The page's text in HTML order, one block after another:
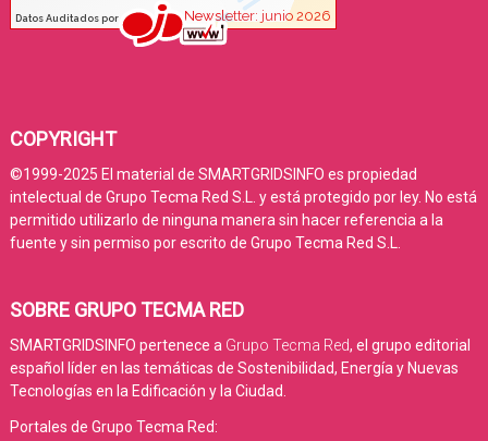
COPYRIGHT
©1999-2025 El material de SMARTGRIDSINFO es propiedad
intelectual de Grupo Tecma Red S.L. y está protegido por ley. No está
permitido utilizarlo de ninguna manera sin hacer referencia a la
fuente y sin permiso por escrito de Grupo Tecma Red S.L.
SOBRE GRUPO TECMA RED
SMARTGRIDSINFO pertenece a Grupo Tecma Red, el grupo editorial
español líder en las temáticas de Sostenibilidad, Energía y Nuevas
Tecnologías en la Edificación y la Ciudad.
Portales de Grupo Tecma Red: